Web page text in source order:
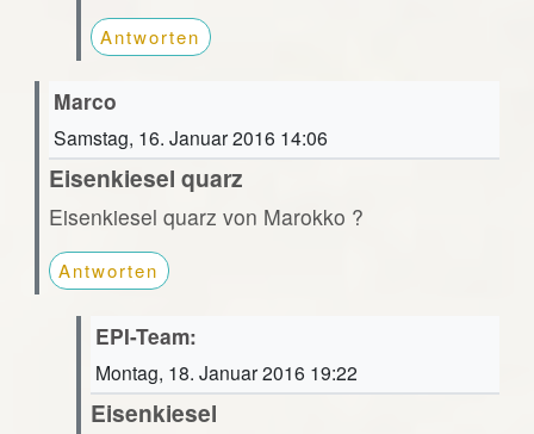
Antworten
Marco
Samstag, 16. Januar 2016 14:06
Eisenkiesel quarz
Eisenkiesel quarz von Marokko ?
Antworten
EPI-Team:
Montag, 18. Januar 2016 19:22
Eisenkiesel